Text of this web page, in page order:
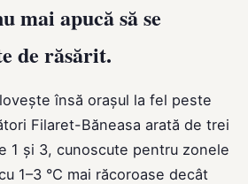
mai apucă să se
de răsărit.
însă oraşul la fel peste
Filaret-Băneasa arată de trei
1 și 3, cunoscute pentru zonele
1–3 °C mai răcoroase decât